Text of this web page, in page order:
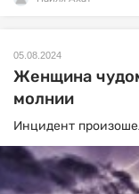
05.08.2024
Женщина
молнии
Инцидент